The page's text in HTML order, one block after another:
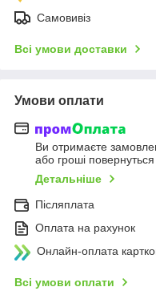
Самовивіз
Всі умови доставки
Умови оплати
Ви отримаєте
або гроші
Детальніше
Післяплата
Оплата на рахунок
Онлайн-оплата
Всі умови оплати